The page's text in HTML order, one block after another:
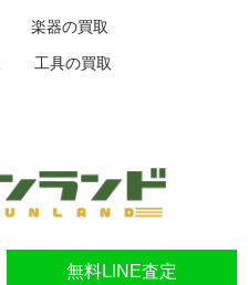
無料LINE査定
楽器の買取
工具の買取